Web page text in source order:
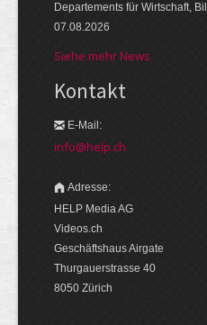
Departements für Wirtschaft,
07.08.2026
Siehe mehr News
Kontakt
E-Mail:
info@help.ch
Adresse:
HELP Media AG
Videos.ch
Geschäftshaus Airgate
Thurgauerstrasse 40
8050 Zürich